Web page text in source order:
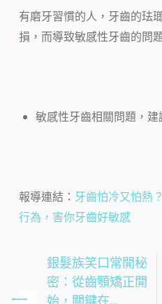
有磨牙習慣的人，牙齒的珐
損，而導致敏感性牙齒的問
敏感性牙齒相關問題，建
報導連結： 牙齒怕冷又怕熱
行為，害你牙齒好敏感
銀髮族笑口常開秘
密：從齒顎矯正開